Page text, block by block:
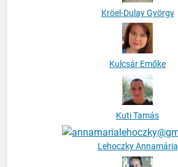
Kröel-Dulay György
Kulcsár Emőke
Kuti Tamás
Lehoczky Annamária